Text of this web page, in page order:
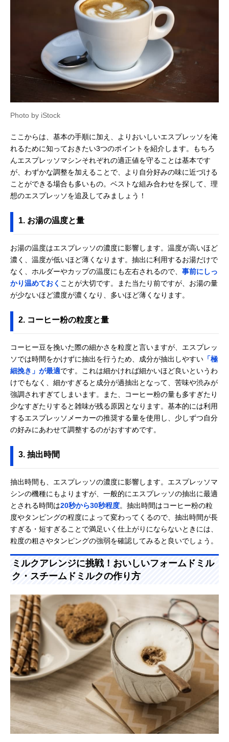
Photo by iStock
ここからは、基本の手順に加え、よりおいしいエスプレッソを淹
れるために知っておきたい3つのポイントを紹介します。もちろ
んエスプレッソマシンそれぞれの適正値を守ることは基本です
が、わずかな調整を加えることで、より自分好みの味に近づける
ことができる場合も多いもの。ベストな組み合わせを探して、理
想のエスプレッソを追及してみましょう！
1. お湯の温度と量
お湯の温度はエスプレッソの濃度に影響します。温度が高いほど
濃く、温度が低いほど薄くなります。抽出に利用するお湯だけで
なく、ホルダーやカップの温度にも左右されるので、 事前にしっ
かり温めておく ことが大切です。また当たり前ですが、お湯の量
が少ないほど濃度が濃くなり、多いほど薄くなります。
2. コーヒー粉の粒度と量
コーヒー豆を挽いた際の細かさを粒度と言いますが、エスプレッ
ソでは時間をかけずに抽出を行うため、成分が抽出しやすい 「極
細挽き」が最適です。これは細かければ細かいほど良いというわ
けでもなく、細かすぎると成分が過抽出となって、苦味や渋みが
強調されすぎてしまいます。また、コーヒー粉の量も多すぎたり
少なすぎたりすると雑味が残る原因となります。基本的には利用
するエスプレッソメーカーの推奨する量を使用し、少しずつ自分
の好みにあわせて調整するのがおすすめです。
3. 抽出時間
抽出時間も、エスプレッソの濃度に影響します。エスプレッソマ
シンの機種にもよりますが、一般的にエスプレッソの抽出に最適
とされる時間は20秒から30秒程度。抽出時間はコーヒー粉の粒
度やタンピングの程度によって変わってくるので、抽出時間が長
すぎる・短すぎることで満足いく仕上がりにならないときには、
粒度の粗さやタンピングの強弱を確認してみると良いでしょう。
ミルクアレンジに挑戦！おいしいフォームドミル
ク・スチームドミルクの作り方